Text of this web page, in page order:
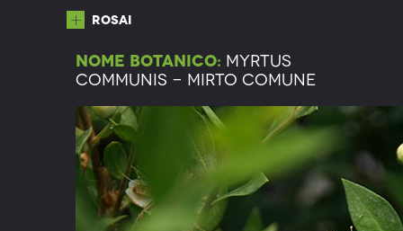
Rosai
Nome botanico: Myrtus
Communis - Mirto Comune